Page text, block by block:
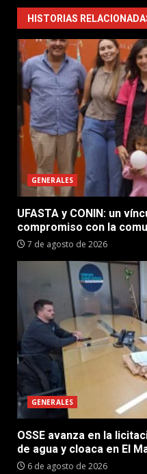
HISTORIAS
GENERALES
UFASTA y CONIN: un
compromiso con la
7 de agosto de 2026
GENERALES
OSSE avanza en la
de agua y cloaca en El
6 de agosto de 2026